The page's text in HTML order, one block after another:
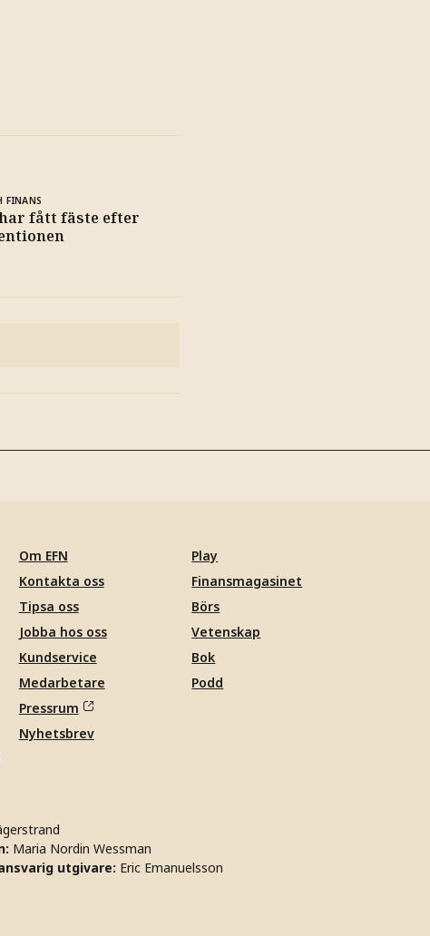
FINANS
har fått fäste efter
Om EFN
Kontakta oss
Tipsa oss
Jobba hos oss
Kundservice
Medarbetare
Pressrum
Nyhetsbrev
Play
Finansmagasinet
Börs
Vetenskap
Bok
Podd
Maria Nordin Wessman
utgivare: Eric Emanuelsson